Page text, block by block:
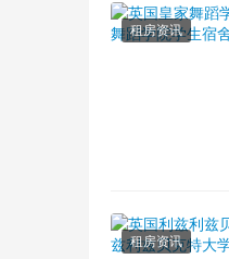
租房资讯
租房资讯